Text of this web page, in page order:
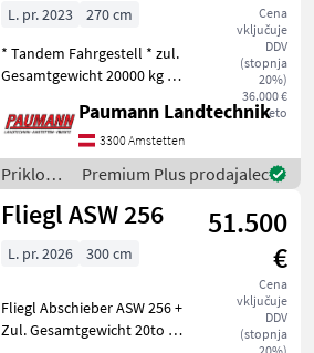
Cena
vključuje
DDV
(stopnja
20%)
36.000 €
neto
L. pr. 2023
270 cm
* Tandem Fahrgestell * zul.
Gesamtgewicht 20000 kg *
Untenanhängung * DIN-
Zugöse 40 *
Parabelfederung Titan-
Aggregat * hydr. Stützfuß *
2 Kre
Paumann Landtechnik
3300 Amstetten
Priklopniki
/ Fliegl
Premium Plus prodajalec
Fliegl ASW 256
51.500
€
Cena
vključuje
DDV
(stopnja
L. pr. 2026 300 cm
Fliegl Abschieber ASW 256 +
Zul. Gesamtgewicht 20to +